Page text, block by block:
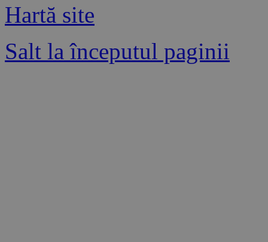
Hartă site
Salt la începutul paginii